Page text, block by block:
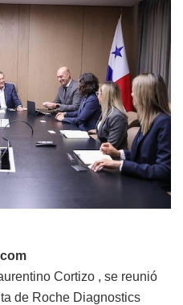
Cortizo , se reunió
de Roche Diagnostics